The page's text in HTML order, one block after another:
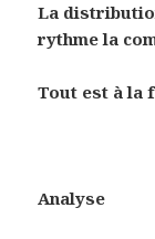
La
rythme la
Tout est à la
Analyse